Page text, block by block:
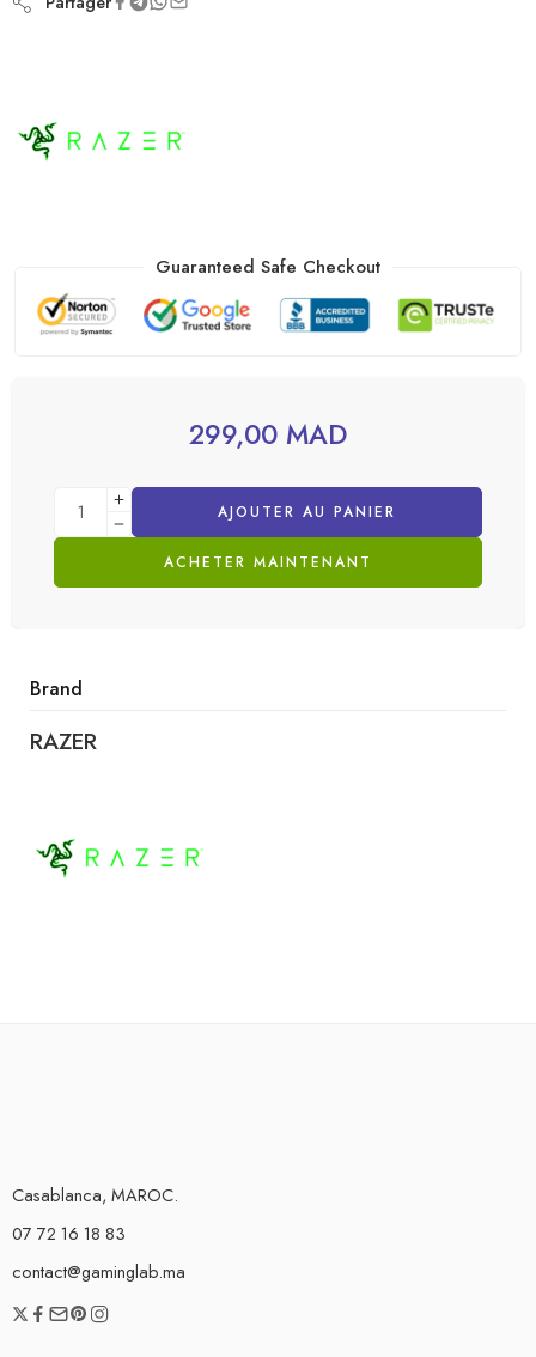
Guaranteed Safe Checkout
299,00 MAD
AJOUTER AU PANIER
ACHETER MAINTENANT
Brand
RAZER
Casablanca, MAROC.
07 72 16 18 83
contact@gaminglab.ma